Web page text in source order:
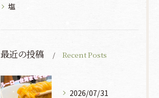
塩
最近の投稿 Recent Posts
2026/07/31